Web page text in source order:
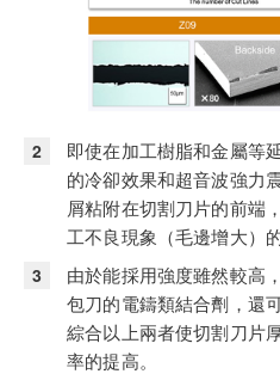
即使在加工樹脂和金屬等
的冷卻效果和超音波強力
屑粘附在切割刀片的前端
工不良現象（毛邊增大）的
由於能採用強度雖然較高
包刀的電鑄類結合劑，還
綜合以上兩者使切割刀片
率的提高。